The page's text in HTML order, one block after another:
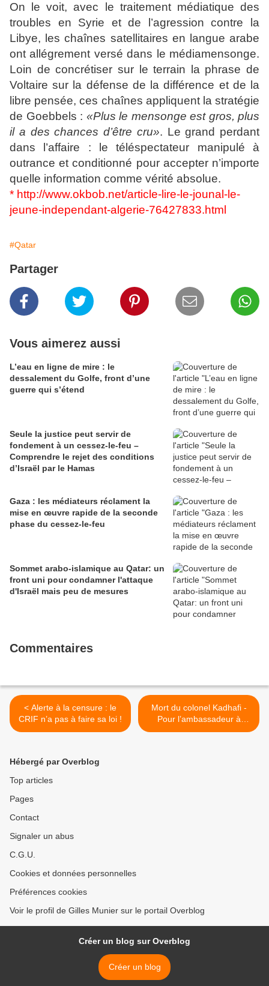
On le voit, avec le traitement médiatique des
troubles en Syrie et de l’agression contre la
Libye, les chaînes satellitaires en langue arabe
ont allégrement versé dans le médiamensonge.
Loin de concrétiser sur le terrain la phrase de
Voltaire sur la défense de la différence et de la
libre pensée, ces chaînes appliquent la stratégie
de Goebbels : «Plus le mensonge est gros, plus
il a des chances d’être cru». Le grand perdant
dans l’affaire : le téléspectateur manipulé à
outrance et conditionné pour accepter n’importe
quelle information comme vérité absolue.
* http://www.okbob.net/article-lire-le-jounal-le-
jeune-independant-algerie-76427833.html
#Qatar
Partager
Vous aimerez aussi
L’eau en ligne de mire : le
dessalement du Golfe, front d’une
guerre qui s’étend
Seule la justice peut servir de
fondement à un cessez-le-feu –
Comprendre le rejet des conditions
d’Israël par le Hamas
Gaza : les médiateurs réclament la
mise en œuvre rapide de la seconde
phase du cessez-le-feu
Sommet arabo-islamique au Qatar: un
front uni pour condamner l'attaque
d'Israël mais peu de mesures
Commentaires
< Alerte à la censure : le
CRIF n’a pas à faire sa loi !
Mort du colonel Kadhafi -
Pour l’ambassadeur à
Tripoli Christian Graeff :
Hébergé par Overblog
Top articles
Pages
Contact
Signaler un abus
C.G.U.
Cookies et données personnelles
Préférences cookies
Voir le profil de Gilles Munier sur le portail Overblog
Créer un blog sur Overblog
Créer un blog